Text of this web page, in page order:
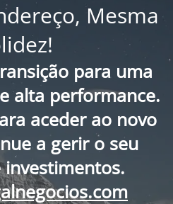
Mesma
para uma
alta performance.
aceder ao novo
a gerir o seu